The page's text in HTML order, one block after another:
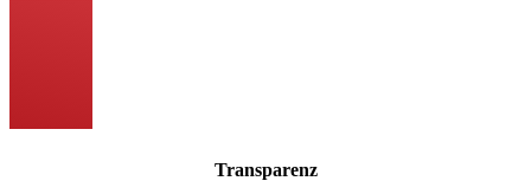
Transparenz